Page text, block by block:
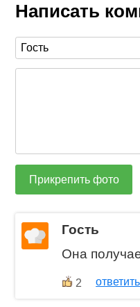
Написать
Прикрепить фото
Гость
Она
2 ответить